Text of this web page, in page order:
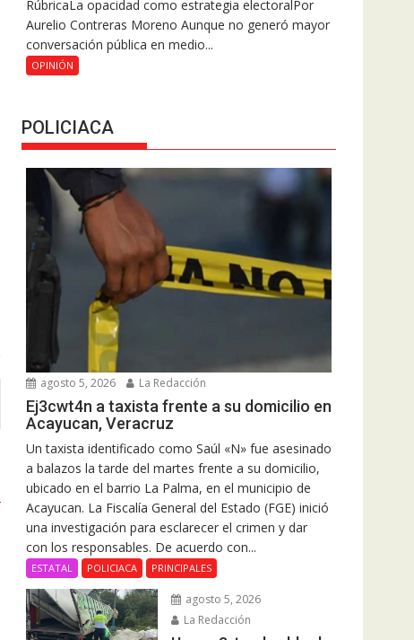
RúbricaLa opacidad como estrategia electoralPor
Aurelio Contreras Moreno Aunque no generó mayor
conversación pública en medio...
OPINIÓN
POLICIACA
agosto 5, 2026 La Redacción
Ej3cwt4n a taxista frente a su domicilio en
Acayucan, Veracruz
Un taxista identificado como Saúl «N» fue asesinado
a balazos la tarde del martes frente a su domicilio,
ubicado en el barrio La Palma, en el municipio de
Acayucan. La Fiscalía General del Estado (FGE) inició
una investigación para esclarecer el crimen y dar
con los responsables. De acuerdo con...
ESTATAL POLICIACA PRINCIPALES
agosto 5, 2026
La Redacción